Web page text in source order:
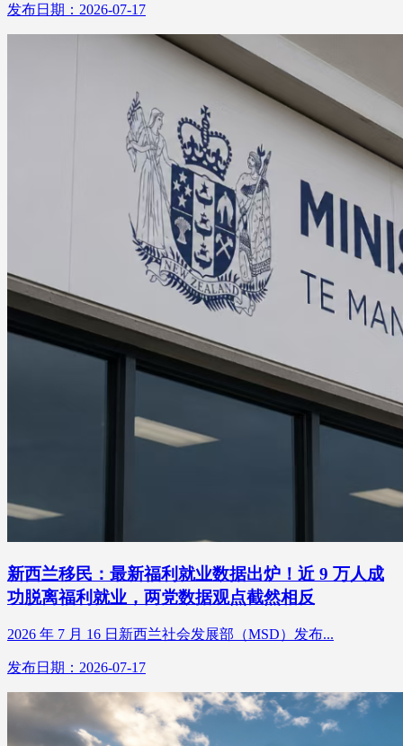
发布日期：2026-07-17
新西兰移民：最新福利就业数据出炉！近 9 万人成
功脱离福利就业，两党数据观点截然相反
2026 年 7 月 16 日新西兰社会发展部（MSD）发布...
发布日期：2026-07-17